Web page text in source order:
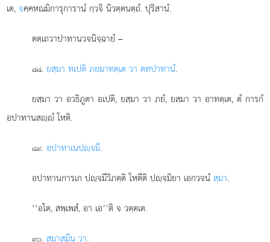
เต,จคฺคหณมิการุการานํ กฺวจิ นิวตฺตนตฺถํ. ปุริสานํ.
ตตฺเถวาปาทานวจนิจฺฉายํ –
๘๘. ยสฺมา ทเปติ ภยมาทตฺเต วา ตทปาทานํ.
ยสฺมา วา อวธิภูตา อเปติ, ยสฺมา วา ภยํ, ยสฺมา วา อาทตฺเต, ตํ การกํ
อปาทานสฺํ โหติ.
๘๙.อปาทาเนปฺจมี.
อปาทานการเก ปฺจมีวิภตฺติ โหตีติ ปฺจมิยา เอกวจนํสฺมา.
‘‘อโต, สพฺเพสํ, อา เอ’’ติ จ วตฺตเต.
๙๐.สฺมาสฺมึน วา.